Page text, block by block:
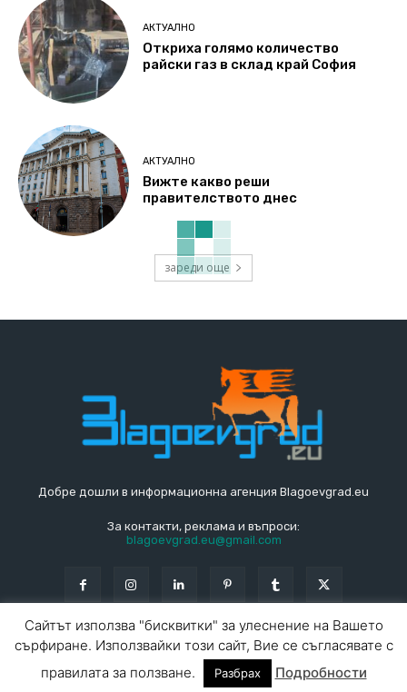
АКТУАЛНО
Откриха голямо количество
райски газ в склад край София
АКТУАЛНО
Вижте какво реши
правителството днес
зареди още
Добре дошли в информационна агенция Blagoevgrad.eu
За контакти, реклама и въпроси:
blagoevgrad.eu@gmail.com
Общи условия
За контакти
За реклама СПРАВОЧНИК СЪБИТИЯ
Сайтът използва "бисквитки" за улеснение на Вашето
сърфиране. Използвайки този сайт, Вие се съгласявате с
правилата за ползване.
Разбрах Подробности